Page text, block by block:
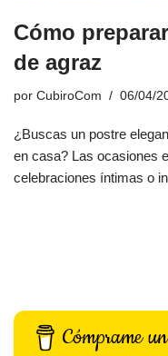
Cómo
de agraz
por CubiroCom 06/04/
¿Buscas un postre
en casa? Las ocasiones
celebraciones íntimas o
Cómprame